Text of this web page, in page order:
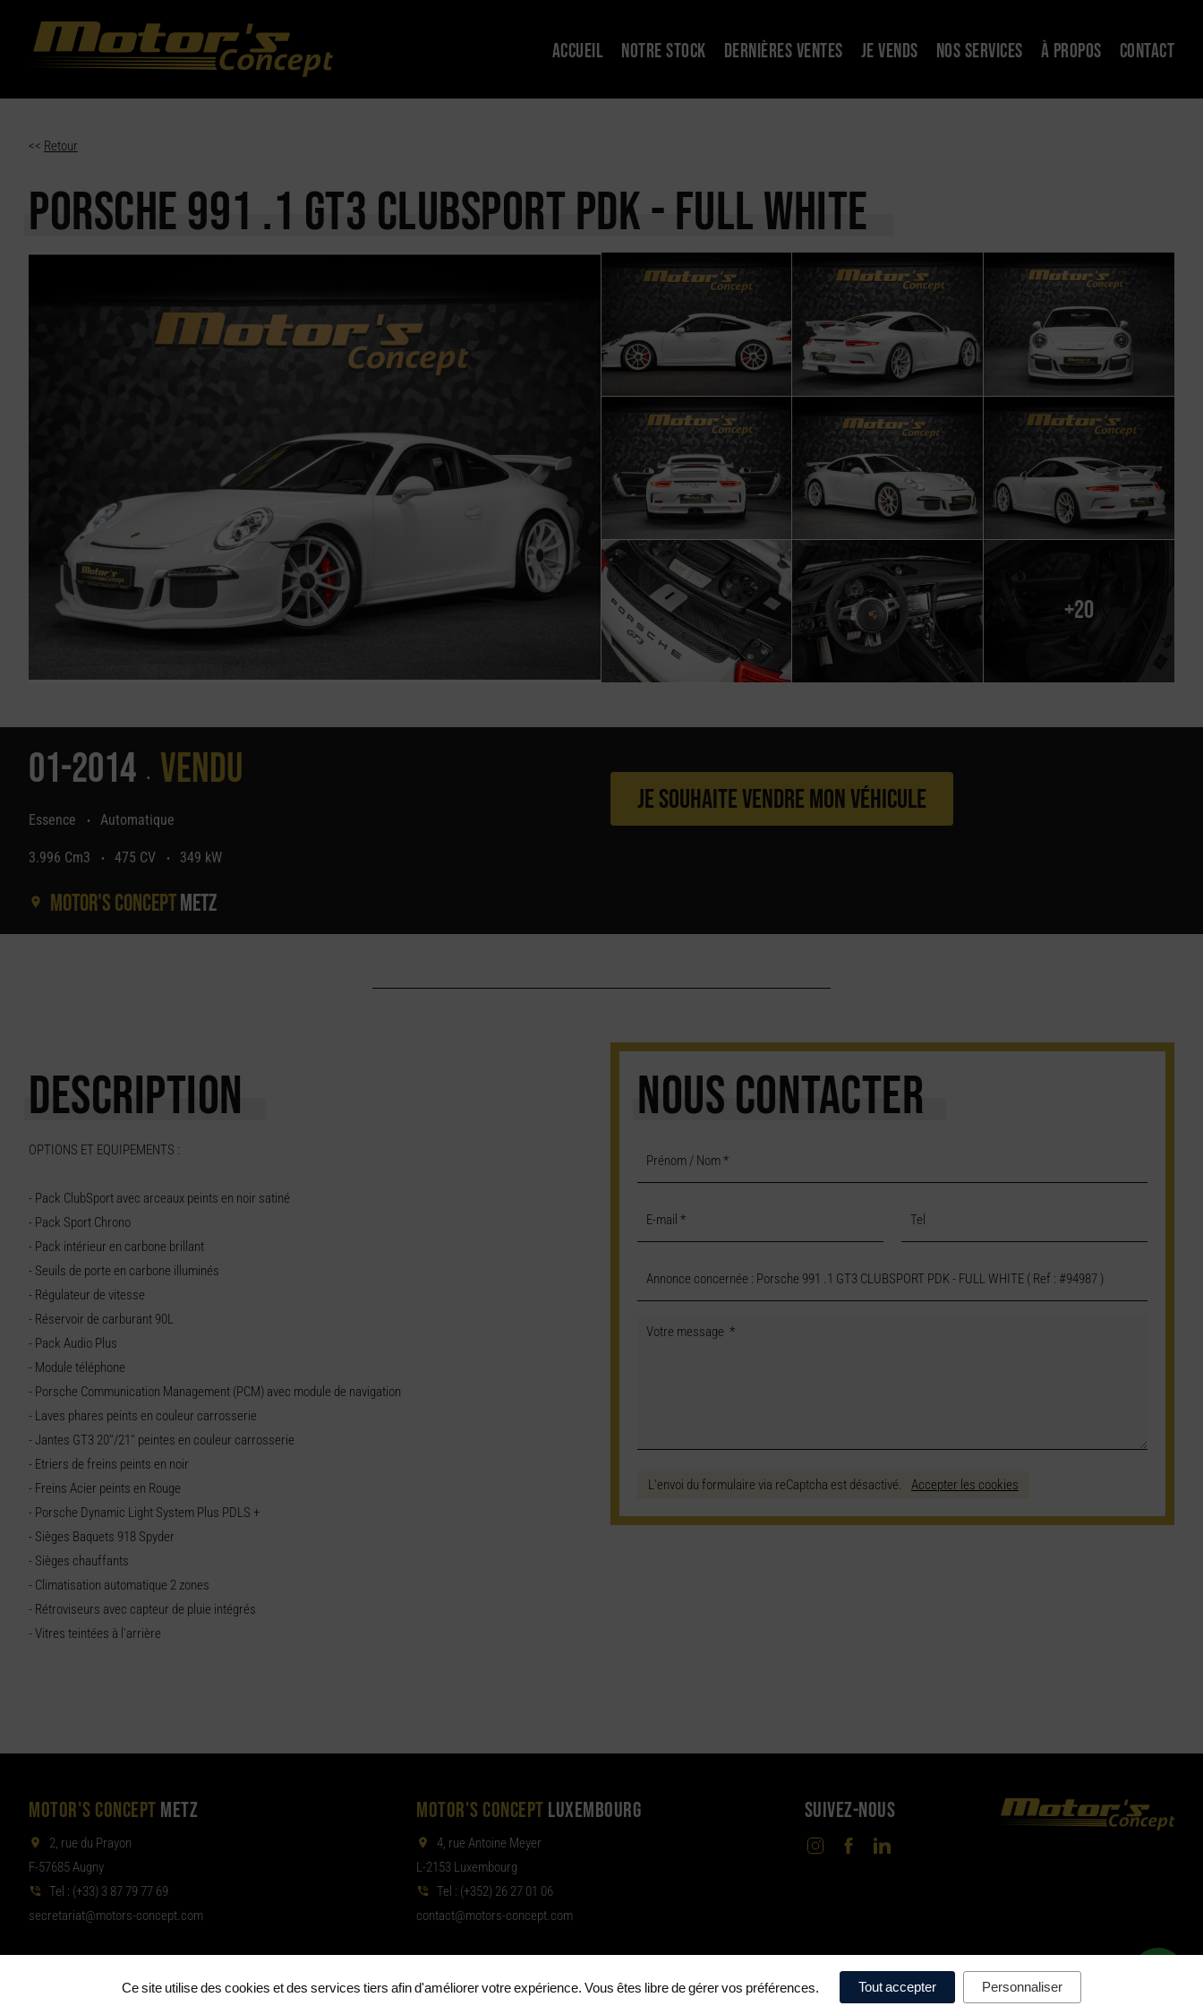
ACCUEIL NOTRE STOCK DERNIÈRES VENTES JE VENDS NOS SERVICES À PROPOS CONTACT
<< Retour
PORSCHE 991 .1 GT3 CLUBSPORT PDK - FULL WHITE
+20
01-2014 • Vendu
Essence • Automatique
3.996 Cm3 • 475 CV • 349 kW
Motor's conceptMetz
Je souhaite vendre mon véhicule
DESCRIPTION
OPTIONS ET EQUIPEMENTS :
- Pack ClubSport avec arceaux peints en noir satiné
- Pack Sport Chrono
- Pack intérieur en carbone brillant
- Seuils de porte en carbone illuminés
- Régulateur de vitesse
- Réservoir de carburant 90L
- Pack Audio Plus
- Module téléphone
- Porsche Communication Management (PCM) avec module de navigation
- Laves phares peints en couleur carrosserie
- Jantes GT3 20''/21’’ peintes en couleur carrosserie
- Etriers de freins peints en noir
- Freins Acier peints en Rouge
- Porsche Dynamic Light System Plus PDLS +
- Sièges Baquets 918 Spyder
- Sièges chauffants
- Climatisation automatique 2 zones
- Rétroviseurs avec capteur de pluie intégrés
- Vitres teintées à l'arrière
NOUS CONTACTER
L'envoi du formulaire via reCaptcha est désactivé. Accepter les cookies
MOTOR'S CONCEPT METZ
2, rue du Prayon
F-57685 Augny
Tel : (+33) 3 87 79 77 69
moc.tpecnoc-sro
tom@tair
aterces
MOTOR'S CONCEPT LUXEMBOURG
4, rue Antoine Meyer
L-2153 Luxembourg
Tel : (+352) 26 27 01 06
moc.tpecnoc-sro
tom@tcat
noc
SUIVEZ-NOUS
Motor's Concept Metz & Luxembourg • Mentions légales • Politique de confidentialité • Politique de cookies • Préférences de cookies
Ce site utilise des cookies et des services tiers afin d'améliorer votre expérience. Vous êtes libre de gérer vos préférences. Tout accepter Personnaliser